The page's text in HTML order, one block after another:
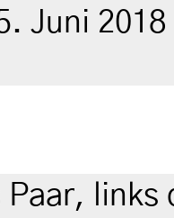
Juni
Paar,